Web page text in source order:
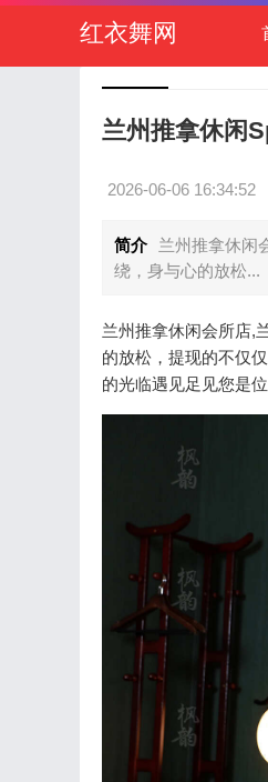
红衣舞网
兰州推拿休闲
2026-06-06 16:34:52
简介
兰州推拿休闲
绕，身与心的放松...
兰州推拿休闲会所店,
的放松，提现的不仅
的光临遇见足见您是